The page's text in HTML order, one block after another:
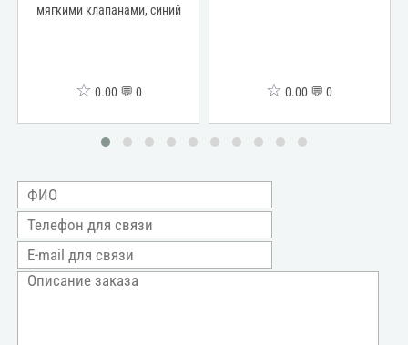
мягкими клапанами, синий
☆ 0.00 💬 0 ☆ 0.00 💬 0